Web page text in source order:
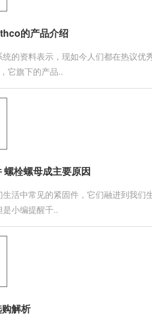
的产品介绍
的资料表示，现如今人们都在热议优
它旗下的产品..
螺栓螺母成主要原因
活中常见的紧固件，它们融进到我们
小编提醒千..
解析